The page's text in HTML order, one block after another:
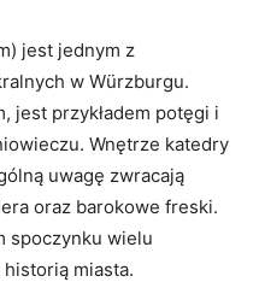
jest jednym z
w Würzburgu.
jest przykładem potęgi i
Wnętrze katedry
uwagę zwracają
oraz barokowe freski.
spoczynku wielu
miasta.